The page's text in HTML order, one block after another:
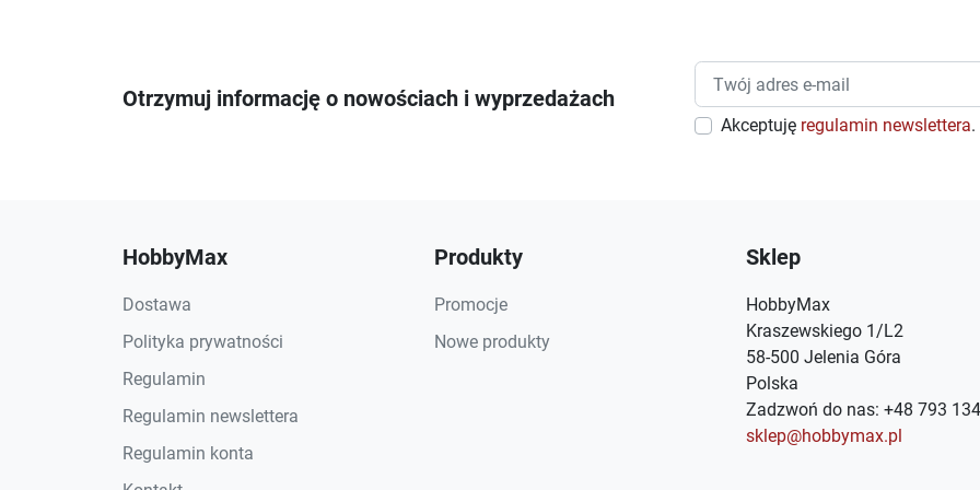
Otrzymuj informację o nowościach i wyprzedażach
Akceptuję regulamin newslettera.
HobbyMax
Dostawa
Polityka prywatności
Regulamin
Regulamin newslettera
Regulamin konta
Produkty
Promocje
Nowe produkty
Sklep
HobbyMax
Kraszewskiego 1/L2
58-500 Jelenia Góra
Polska
Zadzwoń do nas: +48 793
sklep@hobbymax.pl